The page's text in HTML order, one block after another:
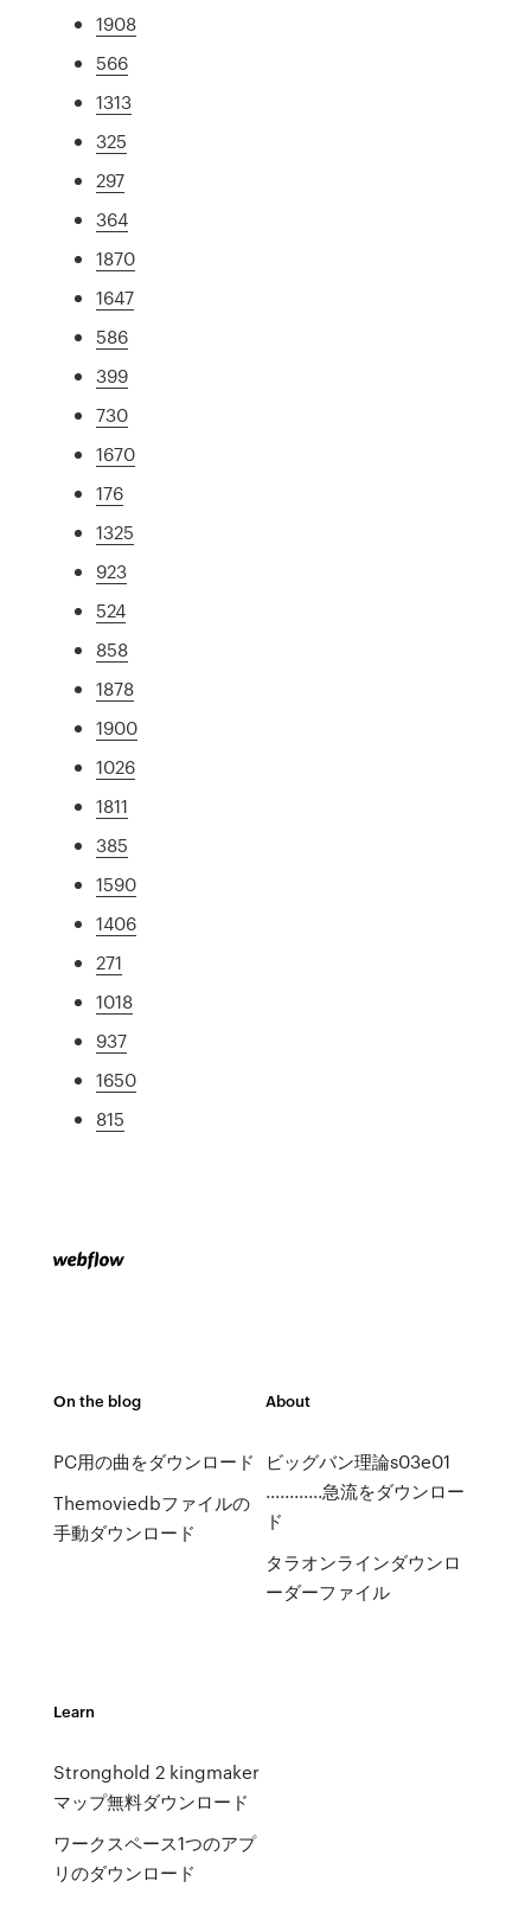
1908
566
1313
325
297
364
1870
1647
586
399
730
1670
176
1325
923
524
858
1878
1900
1026
1811
385
1590
1406
271
1018
937
1650
815
On the blog
PC用の曲をダウンロード
Themoviedbファイルの
手動ダウンロード
About
ビッグバン理論s03e01
............急流をダウンロー
ド
タラオンラインダウンロ
ーダーファイル
Learn
Stronghold 2 kingmaker
マップ無料ダウンロード
ワークスペース1つのアプ
リのダウンロード